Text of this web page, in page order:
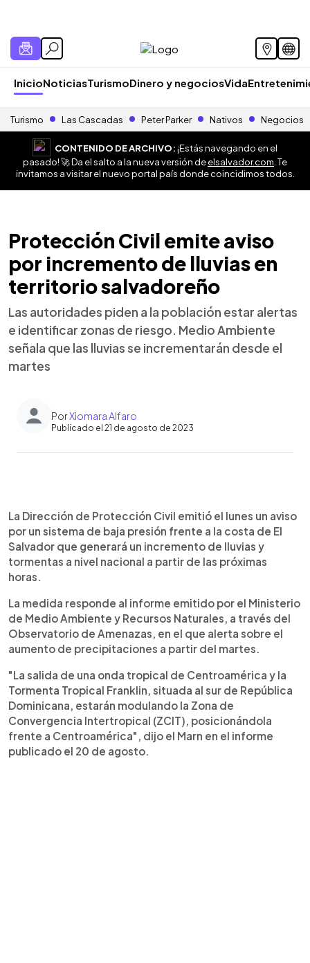
InicioNoticiasTurismoDinero y negociosVida
Turismo Las Cascadas Peter Parker Nativos Negocios
CONTENIDO DE ARCHIVO:¡Estás navegando en el
pasado! 🚀 Da el salto a la nueva versión deelsalvador.com . Te
invitamos a visitar el nuevo portal país donde coincidimos todos.
Protección Civil emite aviso
por incremento de lluvias en
territorio salvadoreño
Las autoridades piden a la población estar alertas
e identificar zonas de riesgo. Medio Ambiente
señala que las lluvias se incrementarán desde el
martes
PorXiomara Alfaro
Publicado el 21 de agosto de 2023
Escuchar artículo
La Dirección de Protección Civil emitió el lunes un aviso
por un sistema de baja presión frente a la costa de El
Salvador que generará un incremento de lluvias y
tormentas a nivel nacional a partir de las próximas
horas.
La medida responde al informe emitido por el Ministerio
de Medio Ambiente y Recursos Naturales, a través del
Observatorio de Amenazas, en el que alerta sobre el
aumento de precipitaciones a partir del martes.
"La salida de una onda tropical de Centroamérica y la
Tormenta Tropical Franklin, situada al sur de República
Dominicana, estarán modulando la Zona de
Convergencia Intertropical (ZCIT), posicionándola
frente a Centroamérica", dijo el Marn en el informe
publicado el 20 de agosto.